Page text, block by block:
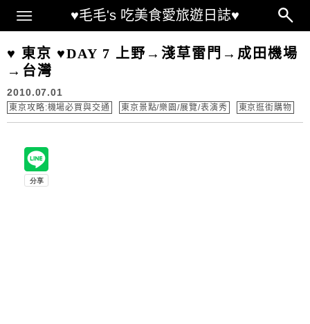
♥毛毛's 吃美食愛旅遊日誌♥
Main Menu
♥ 東京 ♥DAY 7 上野→淺草雷門→成田機場
→台灣
2010.07.01
東京攻略:機場必買與交通 東京景點/樂園/展覽/表演秀 東京逛街購物